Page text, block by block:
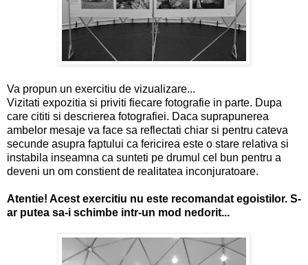
Va propun un exercitiu de vizualizare...
Vizitati expozitia si priviti fiecare fotografie in parte. Dupa
care cititi si descrierea fotografiei. Daca suprapunerea
ambelor mesaje va face sa reflectati chiar si pentru cateva
secunde asupra faptului ca fericirea este o stare relativa si
instabila inseamna ca sunteti pe drumul cel bun pentru a
deveni un om constient de realitatea inconjuratoare.
Atentie! Acest exercitiu nu este recomandat egoistilor. S-
ar putea sa-i schimbe intr-un mod nedorit...